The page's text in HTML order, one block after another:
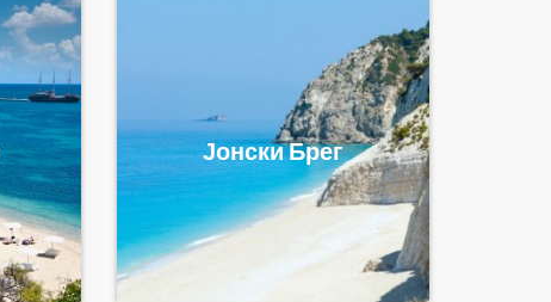
Јонски Брег